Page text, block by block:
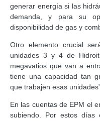
generar energía si las
demanda, y para su
disponibilidad de gas y
Otro elemento crucial
unidades 3 y 4 de
megavatios que van a
tiene una capacidad tan
que trabajen esas
En las cuentas de EPM el
subiendo. Por estos